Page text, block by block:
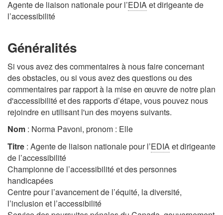
Agente de liaison nationale pour l’EDIAet dirigeante de
l’accessibilité
Généralités
Si vous avez des commentaires à nous faire concernant
des obstacles, ou si vous avez des questions ou des
commentaires par rapport à la mise en œuvre de notre plan
d'accessibilité et des rapports d’étape, vous pouvez nous
rejoindre en utilisant l'un des moyens suivants.
Nom : Norma Pavoni, pronom : Elle
Titre : Agente de liaison nationale pour l’EDIAet dirigeante
de l’accessibilité
Championne de l’accessibilité et des personnes
handicapées
Centre pour l’avancement de l’équité, la diversité,
l’inclusion et l’accessibilité